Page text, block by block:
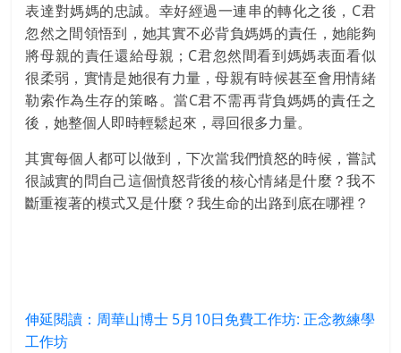
表達對媽媽的忠誠。幸好經過一連串的轉化之後，C君
忽然之間領悟到，她其實不必背負媽媽的責任，她能夠
將母親的責任還給母親；C君忽然間看到媽媽表面看似
很柔弱，實情是她很有力量，母親有時候甚至會用情緒
勒索作為生存的策略。當C君不需再背負媽媽的責任之
後，她整個人即時輕鬆起來，尋回很多力量。
其實每個人都可以做到，下次當我們憤怒的時候，嘗試
很誠實的問自己這個憤怒背後的核心情緒是什麼？我不
斷重複著的模式又是什麼？我生命的出路到底在哪裡？
伸延閱讀：周華山博士 5月10日免費工作坊: 正念教練學
工作坊